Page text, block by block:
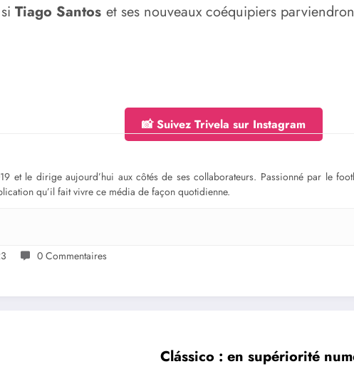
siTiago Santos et ses nouveaux coéquipiers
📸 Suivez Trivela sur Instagram
et le dirige aujourd’hui aux côtés de ses collaborateurs. Passionné par le
qu’il fait vivre ce média de façon quotidienne.
0 Commentaires
Clássico : en supériorité